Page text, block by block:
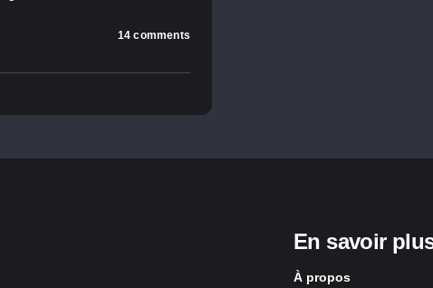
14 comments
En savoir
À propos